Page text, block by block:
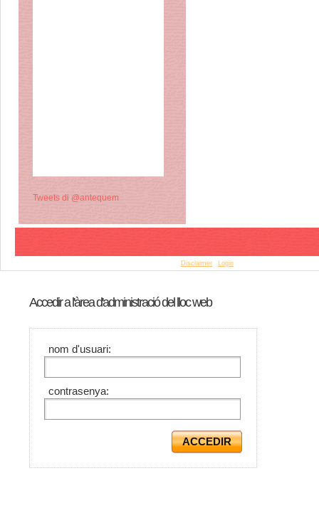
Tweets di @antequem
Disclaimer Login
Accedir a l'àrea d'administració del lloc web
nom d'usuari:
contrasenya: